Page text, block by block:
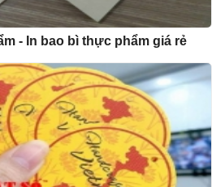
- In bao bì thực phẩm giá rẻ